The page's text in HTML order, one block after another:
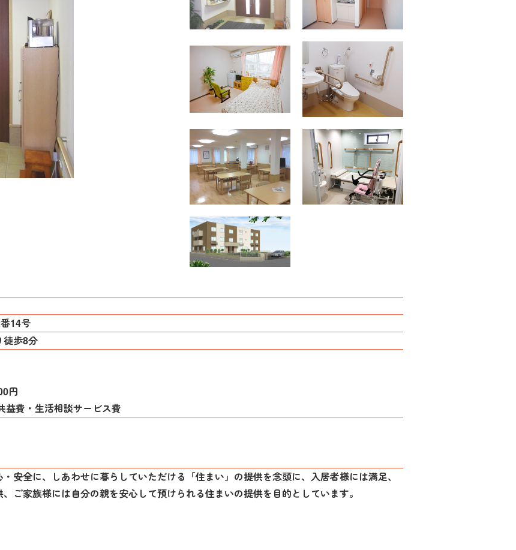
14号
歩8分
円
益費・生活相談サービス費
安全に、しあわせに暮らしていただける「住まい」の提供を念頭に、入居者様には満足、
ご家族様には自分の親を安心して預けられる住まいの提供を目的としています。